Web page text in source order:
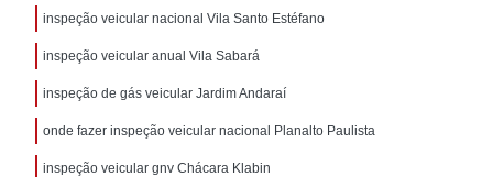
inspeção veicular nacional Vila Santo Estéfano
inspeção veicular anual Vila Sabará
inspeção de gás veicular Jardim Andaraí
onde fazer inspeção veicular nacional Planalto Paulista
inspeção veicular gnv Chácara Klabin